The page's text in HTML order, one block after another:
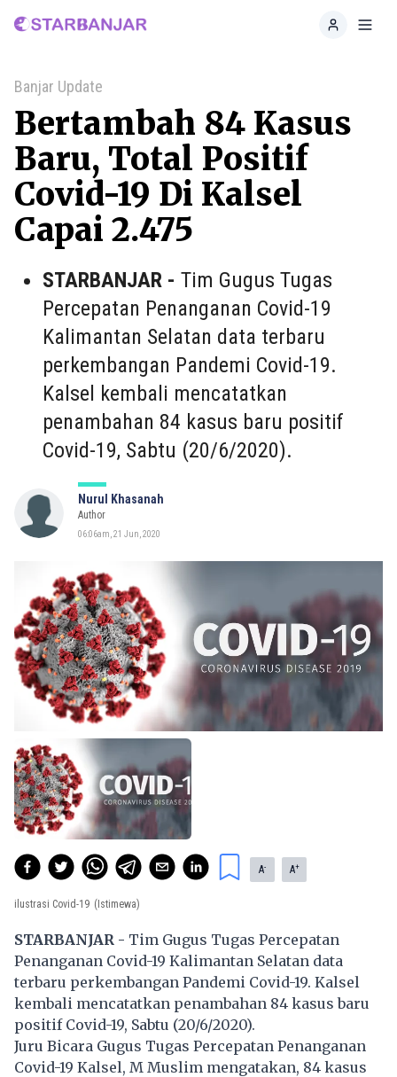
Home
Banjar Update
Bertambah 84 Kasus
Baru, Total Positif
Covid-19 Di Kalsel
Capai 2.475
STARBANJAR - Tim Gugus Tugas
Percepatan Penanganan Covid-19
Kalimantan Selatan data terbaru
perkembangan Pandemi Covid-19.
Kalsel kembali mencatatkan
penambahan 84 kasus baru positif
Covid-19, Sabtu (20/6/2020).
Nurul Khasanah
Author
06:06am, 21 Jun, 2020
A- A+
ilustrasi Covid-19 (Istimewa)
STARBANJAR - Tim Gugus Tugas Percepatan
Penanganan Covid-19 Kalimantan Selatan data
terbaru perkembangan Pandemi Covid-19. Kalsel
kembali mencatatkan penambahan 84 kasus baru
positif Covid-19, Sabtu (20/6/2020).
Juru Bicara Gugus Tugas Percepatan Penanganan
Covid-19 Kalsel, M Muslim mengatakan, 84 kasus